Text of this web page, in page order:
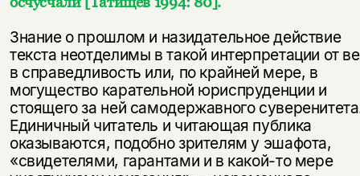
Знание о прошлом и назидательное действие
текста неотделимы в такой интерпретации от
в справедливость или, по крайней мере, в
могущество карательной юриспруденции и
стоящего за ней самодержавного
Единичный читатель и читающая публика
оказываются, подобно зрителям у эшафота,
«свидетелями, гарантами и в какой-то мере